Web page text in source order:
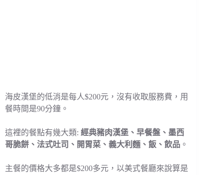
海皮漢堡的低消是每人$200元，沒有收取服務費，用
餐時間是90分鐘。
這裡的餐點有幾大類: 經典豬肉漢堡、早餐盤、墨西
哥脆餅、法式吐司、開胃菜、義大利麵、飯、飲品 。
主餐的價格大多都是$200多元，以美式餐廳來說算是